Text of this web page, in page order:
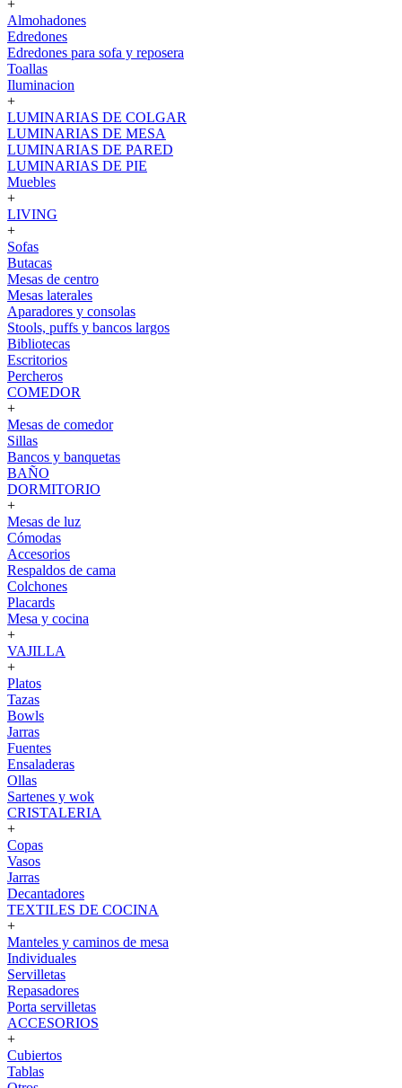
+
Almohadones
Edredones
Edredones para sofa y reposera
Toallas
Iluminacion
+
LUMINARIAS DE COLGAR
LUMINARIAS DE MESA
LUMINARIAS DE PARED
LUMINARIAS DE PIE
Muebles
+
LIVING
+
Sofas
Butacas
Mesas de centro
Mesas laterales
Aparadores y consolas
Stools, puffs y bancos largos
Bibliotecas
Escritorios
Percheros
COMEDOR
+
Mesas de comedor
Sillas
Bancos y banquetas
BAÑO
DORMITORIO
+
Mesas de luz
Cómodas
Accesorios
Respaldos de cama
Colchones
Placards
Mesa y cocina
+
VAJILLA
+
Platos
Tazas
Bowls
Jarras
Fuentes
Ensaladeras
Ollas
Sartenes y wok
CRISTALERIA
+
Copas
Vasos
Jarras
Decantadores
TEXTILES DE COCINA
+
Manteles y caminos de mesa
Individuales
Servilletas
Repasadores
Porta servilletas
ACCESORIOS
+
Cubiertos
Tablas